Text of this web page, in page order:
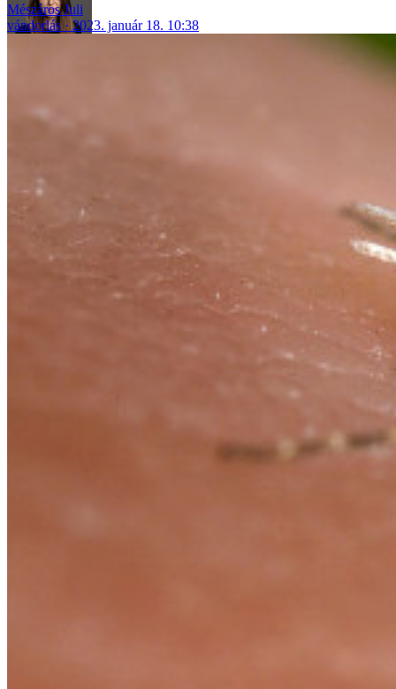
Mészáros Juli
vándorlás
2023. január 18. 10:38